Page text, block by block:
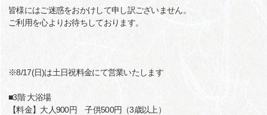
皆様にはご迷惑をおかけして申し訳ございません。
ご利用を心よりお待ちしております。
※8/17(日)は土日祝料金にて営業いたします
■3階 大浴場
【料金】大人900円 子供500円（3歳以上）